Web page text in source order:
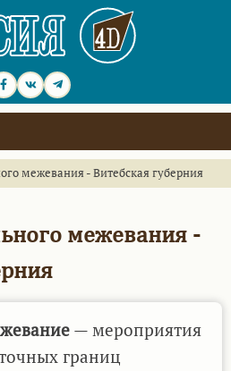
межевания - Витебская губерния
межевания -
— мероприятия
границ